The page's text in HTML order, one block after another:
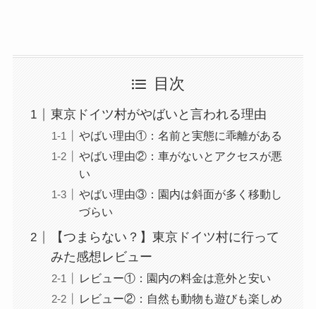
目次
東京ドイツ村がやばいと言われる理由
やばい理由①：名前と実態に乖離がある
やばい理由②：車がないとアクセスが悪
い
やばい理由③：園内は斜面が多く移動し
づらい
【つまらない？】東京ドイツ村に行って
みた感想レビュー
レビュー①：園内の料金は意外と安い
レビュー②：自然も動物も遊びも楽しめ